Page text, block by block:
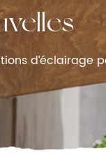
d’éclairage